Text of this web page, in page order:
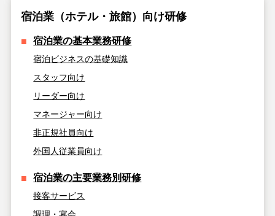
宿泊業（ホテル・旅館）向け研修
宿泊業の基本業務研修
宿泊ビジネスの基礎知識
スタッフ向け
リーダー向け
マネージャー向け
非正規社員向け
外国人従業員向け
宿泊業の主要業務別研修
接客サービス
調理・宴会